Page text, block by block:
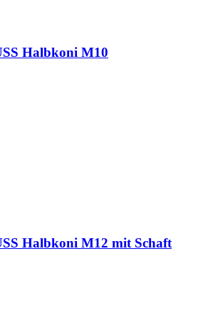
Halbkoni M10
Halbkoni M12 mit Schaft